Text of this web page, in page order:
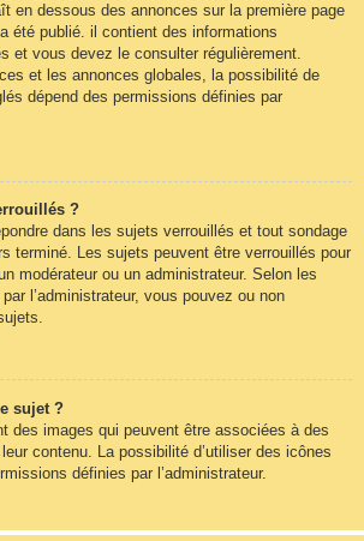
en dessous des annonces sur la première page
été publié. il contient des informations
et vous devez le consulter régulièrement.
et les annonces globales, la possibilité de
dépend des permissions définies par
?
dans les sujets verrouillés et tout sondage
terminé. Les sujets peuvent être verrouillés pour
modérateur ou un administrateur. Selon les
l’administrateur, vous pouvez ou non
sujet ?
des images qui peuvent être associées à des
contenu. La possibilité d’utiliser des icônes
définies par l’administrateur.